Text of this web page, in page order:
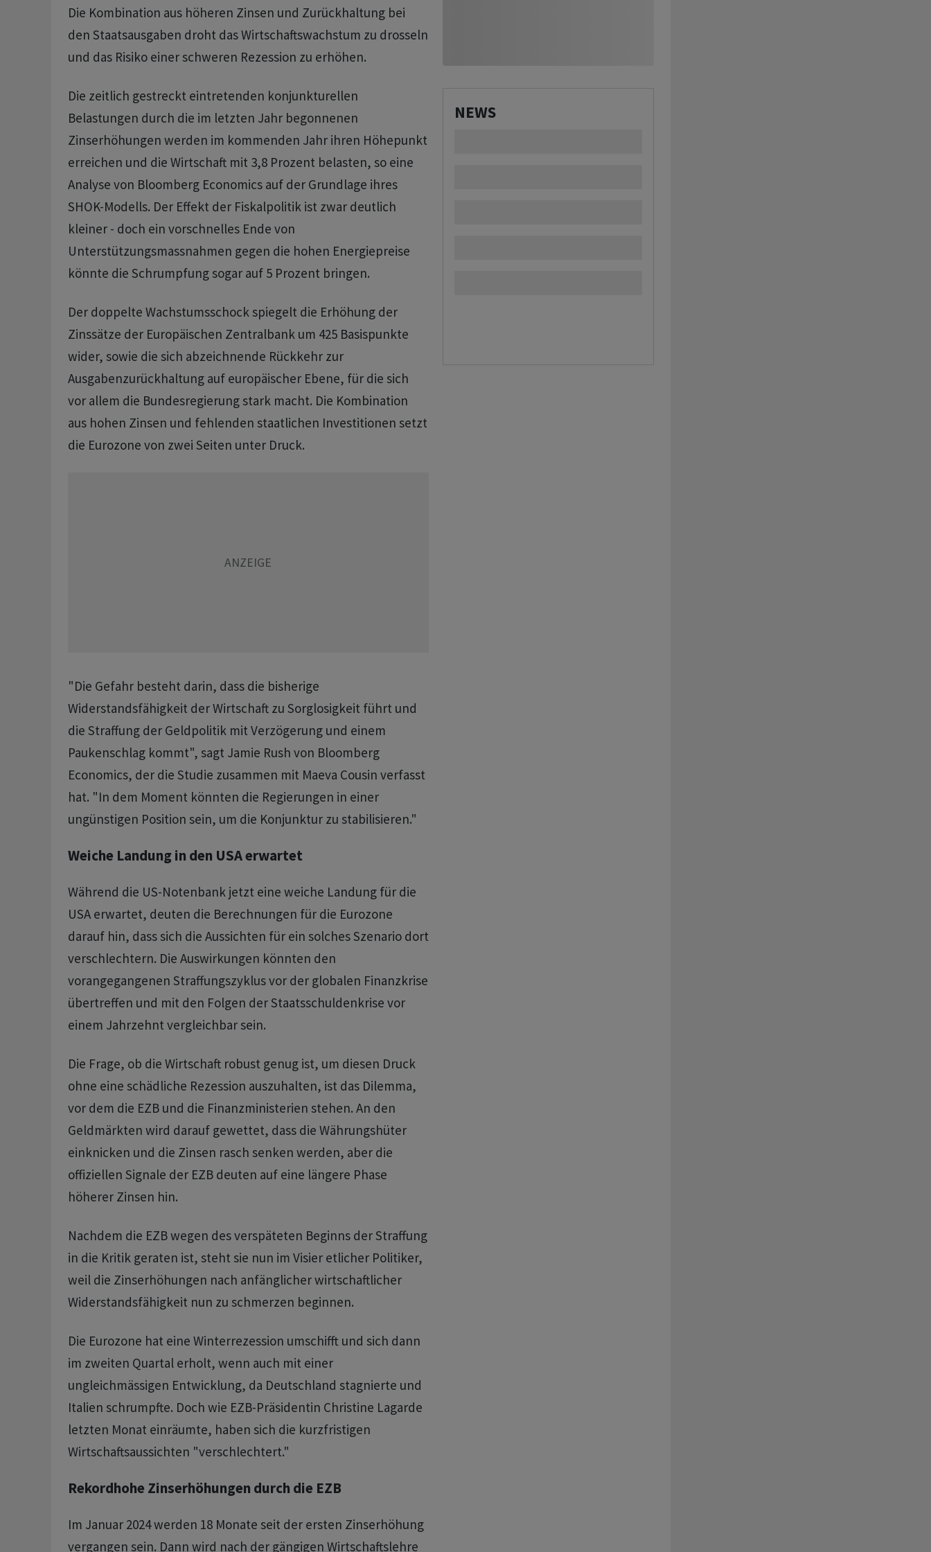
Die Kombination aus höheren Zinsen und Zurückhaltung bei
den Staatsausgaben droht das Wirtschaftswachstum zu drosseln
und das Risiko einer schweren Rezession zu erhöhen.
Die zeitlich gestreckt eintretenden konjunkturellen
Belastungen durch die im letzten Jahr begonnenen
Zinserhöhungen werden im kommenden Jahr ihren Höhepunkt
erreichen und die Wirtschaft mit 3,8 Prozent belasten, so eine
Analyse von Bloomberg Economics auf der Grundlage ihres
SHOK-Modells. Der Effekt der Fiskalpolitik ist zwar deutlich
kleiner - doch ein vorschnelles Ende von
Unterstützungsmassnahmen gegen die hohen Energiepreise
könnte die Schrumpfung sogar auf 5 Prozent bringen.
Der doppelte Wachstumsschock spiegelt die Erhöhung der
Zinssätze der Europäischen Zentralbank um 425 Basispunkte
wider, sowie die sich abzeichnende Rückkehr zur
Ausgabenzurückhaltung auf europäischer Ebene, für die sich
vor allem die Bundesregierung stark macht. Die Kombination
aus hohen Zinsen und fehlenden staatlichen Investitionen setzt
die Eurozone von zwei Seiten unter Druck.
"Die Gefahr besteht darin, dass die bisherige
Widerstandsfähigkeit der Wirtschaft zu Sorglosigkeit führt und
die Straffung der Geldpolitik mit Verzögerung und einem
Paukenschlag kommt", sagt Jamie Rush von Bloomberg
Economics, der die Studie zusammen mit Maeva Cousin verfasst
hat. "In dem Moment könnten die Regierungen in einer
ungünstigen Position sein, um die Konjunktur zu stabilisieren."
Weiche Landung in den USA erwartet
Während die US-Notenbank jetzt eine weiche Landung für die
USA erwartet, deuten die Berechnungen für die Eurozone
darauf hin, dass sich die Aussichten für ein solches Szenario dort
verschlechtern. Die Auswirkungen könnten den
vorangegangenen Straffungszyklus vor der globalen Finanzkrise
übertreffen und mit den Folgen der Staatsschuldenkrise vor
einem Jahrzehnt vergleichbar sein.
Die Frage, ob die Wirtschaft robust genug ist, um diesen Druck
ohne eine schädliche Rezession auszuhalten, ist das Dilemma,
vor dem die EZB und die Finanzministerien stehen. An den
Geldmärkten wird darauf gewettet, dass die Währungshüter
einknicken und die Zinsen rasch senken werden, aber die
offiziellen Signale der EZB deuten auf eine längere Phase
höherer Zinsen hin.
Nachdem die EZB wegen des verspäteten Beginns der Straffung
in die Kritik geraten ist, steht sie nun im Visier etlicher Politiker,
weil die Zinserhöhungen nach anfänglicher wirtschaftlicher
Widerstandsfähigkeit nun zu schmerzen beginnen.
Die Eurozone hat eine Winterrezession umschifft und sich dann
im zweiten Quartal erholt, wenn auch mit einer
ungleichmässigen Entwicklung, da Deutschland stagnierte und
Italien schrumpfte. Doch wie EZB-Präsidentin Christine Lagarde
letzten Monat einräumte, haben sich die kurzfristigen
Wirtschaftsaussichten "verschlechtert."
Rekordhohe Zinserhöhungen durch die EZB
Im Januar 2024 werden 18 Monate seit der ersten Zinserhöhung
vergangen sein. Dann wird nach der gängigen Wirtschaftslehre
NEWS